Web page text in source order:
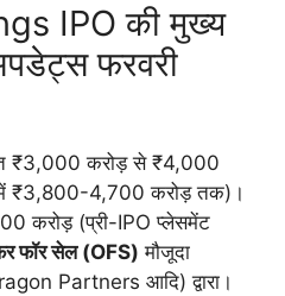
IPO की मुख्य
फरवरी
₹3,000 करोड़ से ₹4,000
में ₹3,800-4,700 करोड़ तक)।
करोड़ (प्री-IPO प्लेसमेंट
फॉर सेल (OFS) मौजूदा
Partners आदि) द्वारा।